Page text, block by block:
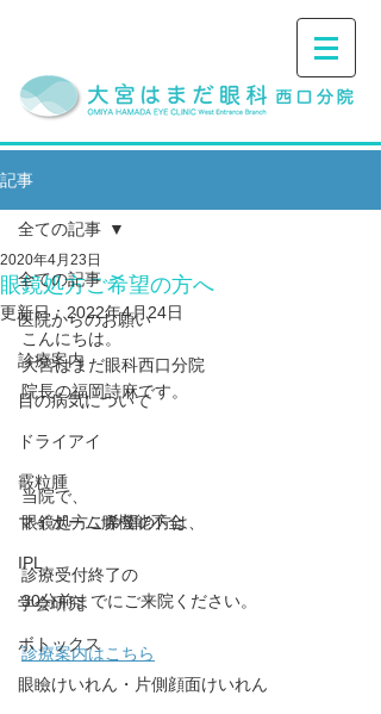
記事
全ての記事
医院からのお願い
診療案内
目の病気について
ドライアイ
霰粒腫
マイボーム腺機能不全
IPL
学会研究
ボトックス
眼瞼けいれん・片側顔面けいれん
全ての記事
眼鏡処方ご希望の方へ
2020年4月23日
更新日：2022年4月24日
こんにちは。
大宮はまだ眼科西口分院
院長の福岡詩麻です。
当院で、
眼鏡処方ご希望の方は、﻿
診療受付終了の﻿
30分前までに﻿ご来院ください。﻿
診療案内はこちら